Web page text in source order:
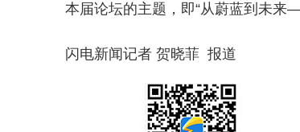
本届论坛的主题，即“从蔚蓝到未来
闪电新闻记者 贺晓菲 报道